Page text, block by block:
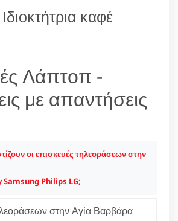
καφέ
Λάπτοπ -
με απαντήσεις
οι επισκευές τηλεοράσεων στην
Samsung Philips LG;
στην Αγία Βαρβάρα